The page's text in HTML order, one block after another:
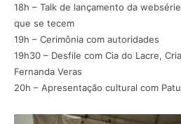
18h – Talk de lançamento da
que se tecem
19h – Cerimônia com autoridades
19h30 – Desfile com Cia do Lacre,
Fernanda Veras
20h – Apresentação cultural com